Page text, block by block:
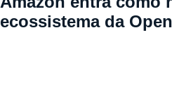
ecossistema da